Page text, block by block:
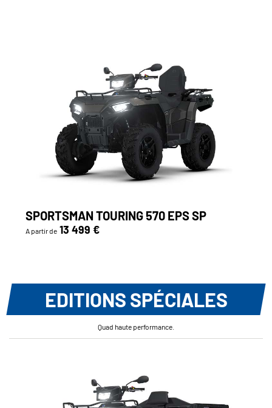
SPORTSMAN TOURING 570 EPS SP
A partir de 13 499 €
EDITIONS SPÉCIALES
Quad haute performance.